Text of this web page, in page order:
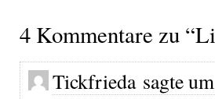
4 Kommentare zu
Tickfrieda sagte